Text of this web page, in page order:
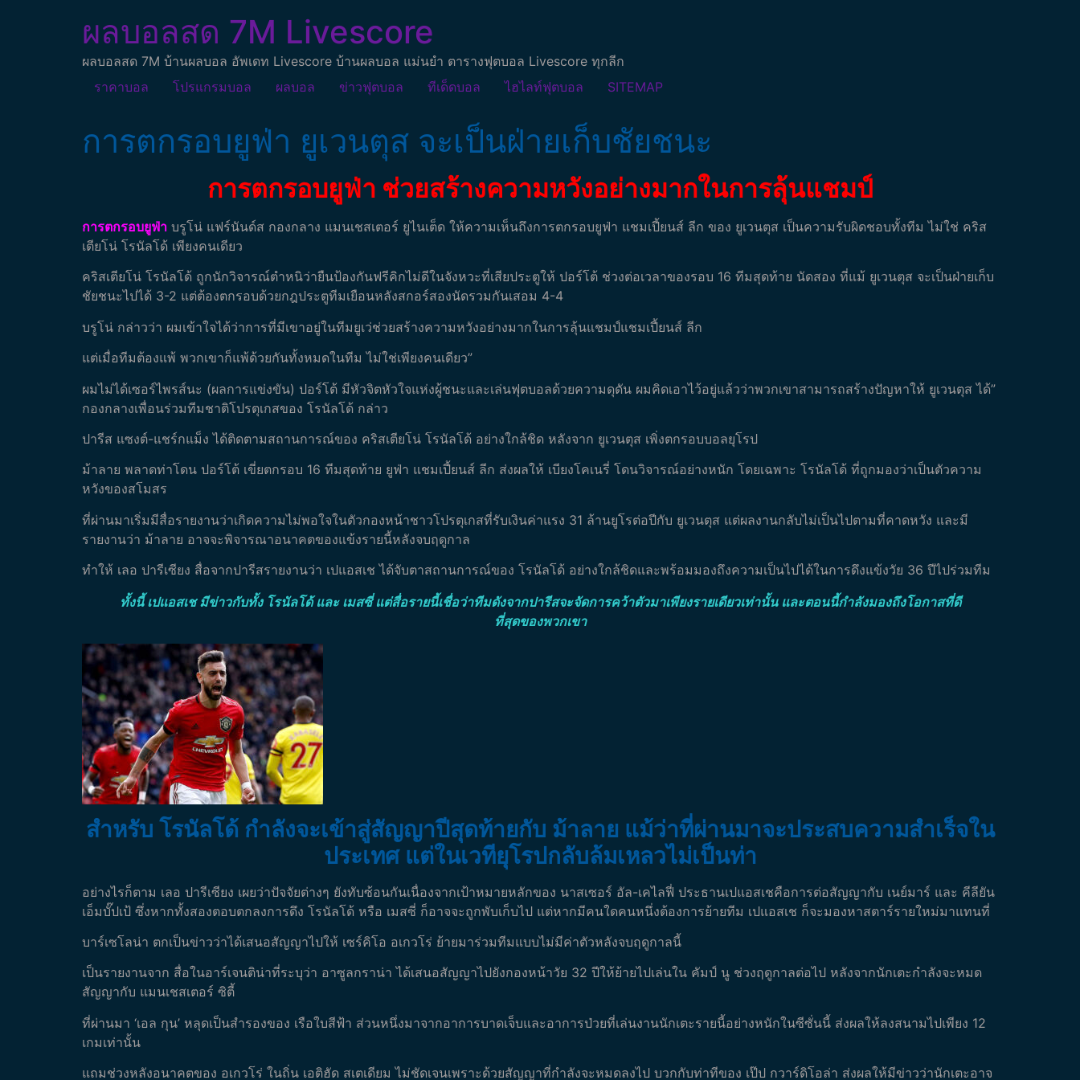
ผลบอลสด 7M Livescore
ผลบอลสด 7M บ้านผลบอล อัพเดท Livescore บ้านผลบอล แม่นยำ ตารางฟุตบอล Livescore ทุกลีก
ราคาบอล
โปรแกรมบอล ผลบอล ข่าวฟุตบอล ทีเด็ดบอล ไฮไลท์ฟุตบอล SITEMAP
การตกรอบยูฟ่า ยูเวนตุส จะเป็นฝ่ายเก็บชัยชนะ
การตกรอบยูฟ่า ช่วยสร้างความหวังอย่างมากในการลุ้นแชมป์
การตกรอบยูฟ่า บรูโน่ แฟร์นันด์ส กองกลาง แมนเชสเตอร์ ยูไนเต็ด ให้ความเห็นถึงการตกรอบยูฟ่า แชมเปี้ยนส์ ลีก ของ ยูเวนตุส เป็นความรับผิดชอบทั้งทีม ไม่ใช่ คริส
เตียโน่ โรนัลโด้ เพียงคนเดียว
คริสเตียโน่ โรนัลโด้ ถูกนักวิจารณ์ตำหนิว่ายืนป้องกันฟรีคิกไม่ดีในจังหวะที่เสียประตูให้ ปอร์โต้ ช่วงต่อเวลาของรอบ 16 ทีมสุดท้าย นัดสอง ที่แม้ ยูเวนตุส จะเป็นฝ่ายเก็บ
ชัยชนะไปได้ 3-2 แต่ต้องตกรอบด้วยกฎประตูทีมเยือนหลังสกอร์สองนัดรวมกันเสอม 4-4
บรูโน่ กล่าวว่า ผมเข้าใจได้ว่าการที่มีเขาอยู่ในทีมยูเว่ช่วยสร้างความหวังอย่างมากในการลุ้นแชมป์แชมเปี้ยนส์ ลีก
แต่เมื่อทีมต้องแพ้ พวกเขาก็แพ้ด้วยกันทั้งหมดในทีม ไม่ใช่เพียงคนเดียว”
ผมไม่ได้เซอร์ไพรส์นะ (ผลการแข่งขัน) ปอร์โต้ มีหัวจิตหัวใจแห่งผู้ชนะและเล่นฟุตบอลด้วยความดุดัน ผมคิดเอาไว้อยู่แล้วว่าพวกเขาสามารถสร้างปัญหาให้ ยูเวนตุส ได้”
กองกลางเพื่อนร่วมทีมชาติโปรตุเกสของ โรนัลโด้ กล่าว
ปารีส แซงต์-แชร์กแม็ง ได้ติดตามสถานการณ์ของ คริสเตียโน่ โรนัลโด้ อย่างใกล้ชิด หลังจาก ยูเวนตุส เพิ่งตกรอบบอลยุโรป
ม้าลาย พลาดท่าโดน ปอร์โต้ เขี่ยตกรอบ 16 ทีมสุดท้าย ยูฟ่า แชมเปี้ยนส์ ลีก ส่งผลให้ เบียงโคเนรี่ โดนวิจารณ์อย่างหนัก โดยเฉพาะ โรนัลโด้ ที่ถูกมองว่าเป็นตัวความ
หวังของสโมสร
ที่ผ่านมาเริ่มมีสื่อรายงานว่าเกิดความไม่พอใจในตัวกองหน้าชาวโปรตุเกสที่รับเงินค่าแรง 31 ล้านยูโรต่อปีกับ ยูเวนตุส แต่ผลงานกลับไม่เป็นไปตามที่คาดหวัง และมี
รายงานว่า ม้าลาย อาจจะพิจารณาอนาคตของแข้งรายนี้หลังจบฤดูกาล
ทำให้ เลอ ปารีเซียง สื่อจากปารีสรายงานว่า เปแอสเช ได้จับตาสถานการณ์ของ โรนัลโด้ อย่างใกล้ชิดและพร้อมมองถึงความเป็นไปได้ในการดึงแข้งวัย 36 ปีไปร่วมทีม
ทั้งนี้ เปแอสเช มีข่าวกับทั้ง โรนัลโด้ และ เมสซี่ แต่สื่อรายนี้เชื่อว่าทีมดังจากปารีสจะจัดการคว้าตัวมาเพียงรายเดียวเท่านั้น และตอนนี้กำลังมองถึงโอกาสที่ดี
ที่สุดของพวกเขา
สำหรับ โรนัลโด้ กำลังจะเข้าสู่สัญญาปีสุดท้ายกับ ม้าลาย แม้ว่าที่ผ่านมาจะประสบความสำเร็จใน
ประเทศ แต่ในเวทียุโรปกลับล้มเหลวไม่เป็นท่า
อย่างไรก็ตาม เลอ ปารีเซียง เผยว่าปัจจัยต่างๆ ยังทับซ้อนกันเนื่องจากเป้าหมายหลักของ นาสเซอร์ อัล-เคไลฟี่ ประธานเปแอสเชคือการต่อสัญญากับ เนย์มาร์ และ คีลียัน
เอ็มบั๊ปเป้ ซึ่งหากทั้งสองตอบตกลงการดึง โรนัลโด้ หรือ เมสซี่ ก็อาจจะถูกพับเก็บไป แต่หากมีคนใดคนหนึ่งต้องการย้ายทีม เปแอสเช ก็จะมองหาสตาร์รายใหม่มาแทนที่
บาร์เซโลน่า ตกเป็นข่าวว่าได้เสนอสัญญาไปให้ เซร์คิโอ อเกวโร่ ย้ายมาร่วมทีมแบบไม่มีค่าตัวหลังจบฤดูกาลนี้
เป็นรายงานจาก สื่อในอาร์เจนติน่าที่ระบุว่า อาซูลกราน่า ได้เสนอสัญญาไปยังกองหน้าวัย 32 ปีให้ย้ายไปเล่นใน คัมป์ นู ช่วงฤดูกาลต่อไป หลังจากนักเตะกำลังจะหมด
สัญญากับ แมนเชสเตอร์ ซิตี้
ที่ผ่านมา ‘เอล กุน’ หลุดเป็นสำรองของ เรือใบสีฟ้า ส่วนหนึ่งมาจากอาการบาดเจ็บและอาการป่วยที่เล่นงานนักเตะรายนี้อย่างหนักในซีซั่นนี้ ส่งผลให้ลงสนามไปเพียง 12
เกมเท่านั้น
แถมช่วงหลังอนาคตของ อเกวโร่ ในถิ่น เอติฮัด สเตเดียม ไม่ชัดเจนเพราะด้วยสัญญาที่กำลังจะหมดลงไป บวกกับท่าทีของ เป๊ป กวาร์ดิโอล่า ส่งผลให้มีข่าวว่านักเตะอาจ